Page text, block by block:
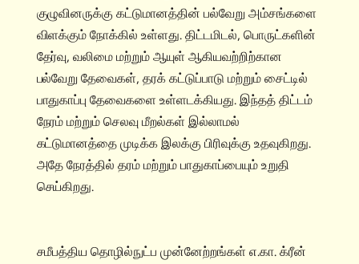
குழுவினருக்கு கட்டுமானத்தின் பல்வேறு அம்சங்களை
விளக்கும் நோக்கில் உள்ளது. திட்டமிடல், பொருட்களின்
தேர்வு, வலிமை மற்றும் ஆயுள் ஆகியவற்றிற்கான
பல்வேறு தேவைகள், தரக் கட்டுப்பாடு மற்றும் சைட்டில்
பாதுகாப்பு தேவைகளை உள்ளடக்கியது. இந்தத் திட்டம்
நேரம் மற்றும் செலவு மீறல்கள் இல்லாமல்
கட்டுமானத்தை முடிக்க இலக்கு பிரிவுக்கு உதவுகிறது.
அதே நேரத்தில் தரம் மற்றும் பாதுகாப்பையும் உறுதி
செய்கிறது.
சமீபத்திய தொழில்நுட்ப முன்னேற்றங்கள் எ.கா. க்ரீன்